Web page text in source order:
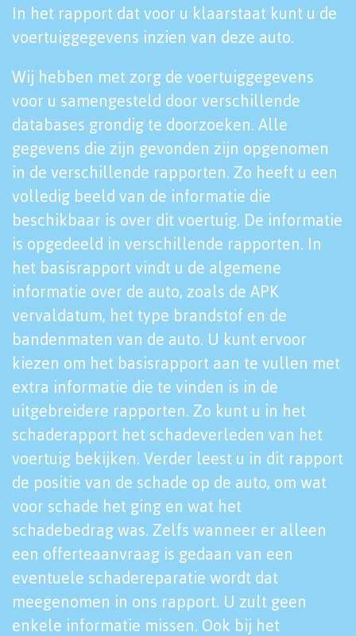
In het rapport dat voor u klaarstaat kunt u de
voertuiggegevens inzien van deze auto.
Wij hebben met zorg de voertuiggegevens
voor u samengesteld door verschillende
databases grondig te doorzoeken. Alle
gegevens die zijn gevonden zijn opgenomen
in de verschillende rapporten. Zo heeft u een
volledig beeld van de informatie die
beschikbaar is over dit voertuig. De informatie
is opgedeeld in verschillende rapporten. In
het basisrapport vindt u de algemene
informatie over de auto, zoals de APK
vervaldatum, het type brandstof en de
bandenmaten van de auto. U kunt ervoor
kiezen om het basisrapport aan te vullen met
extra informatie die te vinden is in de
uitgebreidere rapporten. Zo kunt u in het
schaderapport het schadeverleden van het
voertuig bekijken. Verder leest u in dit rapport
de positie van de schade op de auto, om wat
voor schade het ging en wat het
schadebedrag was. Zelfs wanneer er alleen
een offerteaanvraag is gedaan van een
eventuele schadereparatie wordt dat
meegenomen in ons rapport. U zult geen
enkele informatie missen. Ook bij het